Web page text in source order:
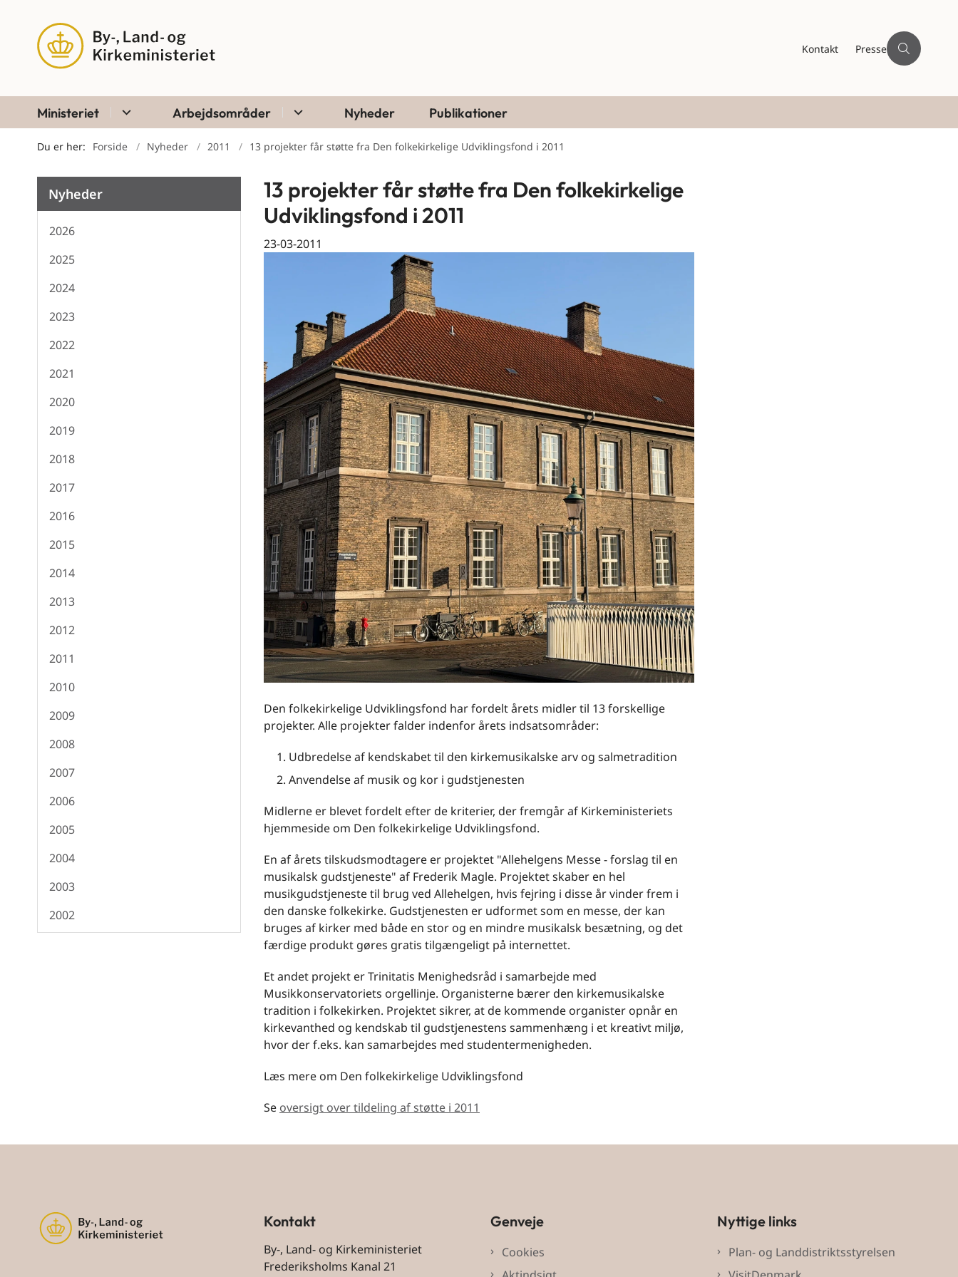
Kontakt Presse
Ministeriet Arbejdsområder Nyheder Publikationer
Du er her: Forside Nyheder 2011 13 projekter får støtte fra Den folkekirkelige Udviklingsfond i 2011
Nyheder
2026
2025
2024
2023
2022
2021
2020
2019
2018
2017
2016
2015
2014
2013
2012
2011
2010
2009
2008
2007
2006
2005
2004
2003
2002
13 projekter får støtte fra Den folkekirkelige
Udviklingsfond i 2011
23-03-2011
Den folkekirkelige Udviklingsfond har fordelt årets midler til 13 forskellige
projekter. Alle projekter falder indenfor årets indsatsområder:
Udbredelse af kendskabet til den kirkemusikalske arv og salmetradition
Anvendelse af musik og kor i gudstjenesten
Midlerne er blevet fordelt efter de kriterier, der fremgår af Kirkeministeriets
hjemmeside om Den folkekirkelige Udviklingsfond.
En af årets tilskudsmodtagere er projektet "Allehelgens Messe - forslag til en
musikalsk gudstjeneste" af Frederik Magle. Projektet skaber en hel
musikgudstjeneste til brug ved Allehelgen, hvis fejring i disse år vinder frem i
den danske folkekirke. Gudstjenesten er udformet som en messe, der kan
bruges af kirker med både en stor og en mindre musikalsk besætning, og det
færdige produkt gøres gratis tilgængeligt på internettet.
Et andet projekt er Trinitatis Menighedsråd i samarbejde med
Musikkonservatoriets orgellinje. Organisterne bærer den kirkemusikalske
tradition i folkekirken. Projektet sikrer, at de kommende organister opnår en
kirkevanthed og kendskab til gudstjenestens sammenhæng i et kreativt miljø,
hvor der f.eks. kan samarbejdes med studentermenigheden.
Læs mere om Den folkekirkelige Udviklingsfond
Se oversigt over tildeling af støtte i 2011
Kontakt
By-, Land- og Kirkeministeriet
Frederiksholms Kanal 21
Genveje
Cookies
Nyttige links
Plan- og Landdistriktsstyrelsen